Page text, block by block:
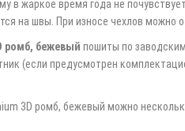
в жаркое время года не
на швы. При износе чехлов можно
ромб, бежевый пошиты по
(если предусмотрен
3D ромб, бежевый можно